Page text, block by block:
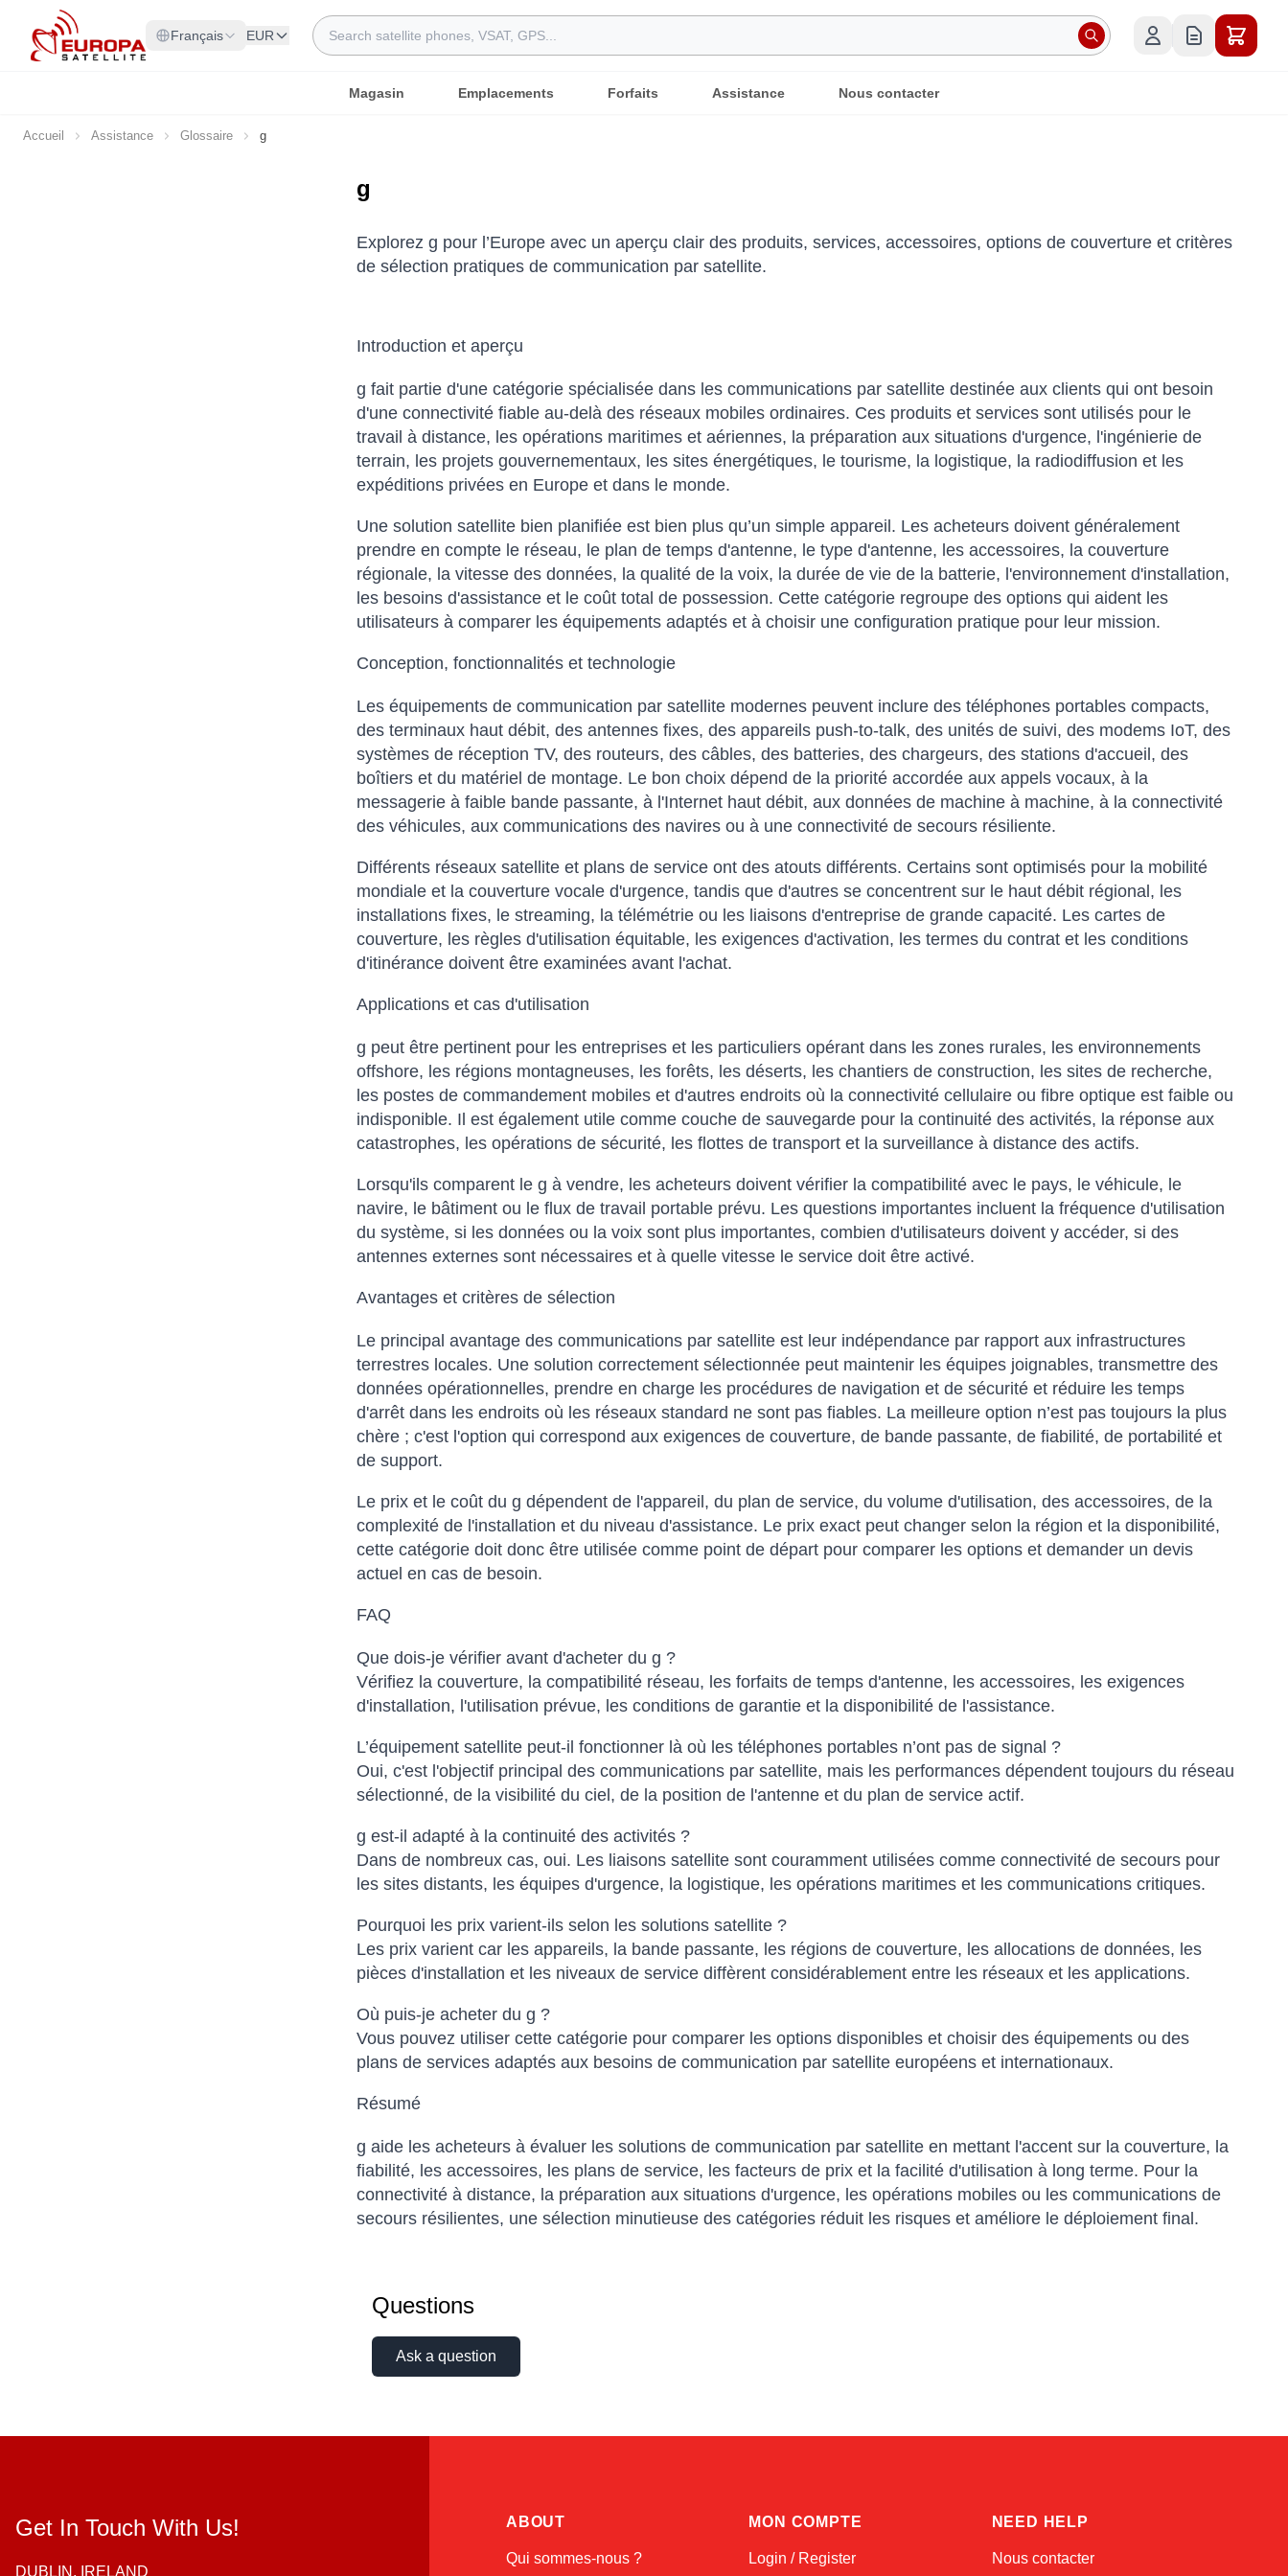
Allez au contenu
Français EUR
Rechercher
Magasin Emplacements Forfaits Assistance Nous contacter
Accueil Assistance Glossaire g
g
Explorez g pour l’Europe avec un aperçu clair des produits, services, accessoires, options de couverture et critères
de sélection pratiques de communication par satellite.
Introduction et aperçu
g fait partie d'une catégorie spécialisée dans les communications par satellite destinée aux clients qui ont besoin
d'une connectivité fiable au-delà des réseaux mobiles ordinaires. Ces produits et services sont utilisés pour le
travail à distance, les opérations maritimes et aériennes, la préparation aux situations d'urgence, l'ingénierie de
terrain, les projets gouvernementaux, les sites énergétiques, le tourisme, la logistique, la radiodiffusion et les
expéditions privées en Europe et dans le monde.
Une solution satellite bien planifiée est bien plus qu’un simple appareil. Les acheteurs doivent généralement
prendre en compte le réseau, le plan de temps d'antenne, le type d'antenne, les accessoires, la couverture
régionale, la vitesse des données, la qualité de la voix, la durée de vie de la batterie, l'environnement d'installation,
les besoins d'assistance et le coût total de possession. Cette catégorie regroupe des options qui aident les
utilisateurs à comparer les équipements adaptés et à choisir une configuration pratique pour leur mission.
Conception, fonctionnalités et technologie
Les équipements de communication par satellite modernes peuvent inclure des téléphones portables compacts,
des terminaux haut débit, des antennes fixes, des appareils push-to-talk, des unités de suivi, des modems IoT, des
systèmes de réception TV, des routeurs, des câbles, des batteries, des chargeurs, des stations d'accueil, des
boîtiers et du matériel de montage. Le bon choix dépend de la priorité accordée aux appels vocaux, à la
messagerie à faible bande passante, à l'Internet haut débit, aux données de machine à machine, à la connectivité
des véhicules, aux communications des navires ou à une connectivité de secours résiliente.
Différents réseaux satellite et plans de service ont des atouts différents. Certains sont optimisés pour la mobilité
mondiale et la couverture vocale d'urgence, tandis que d'autres se concentrent sur le haut débit régional, les
installations fixes, le streaming, la télémétrie ou les liaisons d'entreprise de grande capacité. Les cartes de
couverture, les règles d'utilisation équitable, les exigences d'activation, les termes du contrat et les conditions
d'itinérance doivent être examinées avant l'achat.
Applications et cas d'utilisation
g peut être pertinent pour les entreprises et les particuliers opérant dans les zones rurales, les environnements
offshore, les régions montagneuses, les forêts, les déserts, les chantiers de construction, les sites de recherche,
les postes de commandement mobiles et d'autres endroits où la connectivité cellulaire ou fibre optique est faible ou
indisponible. Il est également utile comme couche de sauvegarde pour la continuité des activités, la réponse aux
catastrophes, les opérations de sécurité, les flottes de transport et la surveillance à distance des actifs.
Lorsqu'ils comparent le g à vendre, les acheteurs doivent vérifier la compatibilité avec le pays, le véhicule, le
navire, le bâtiment ou le flux de travail portable prévu. Les questions importantes incluent la fréquence d'utilisation
du système, si les données ou la voix sont plus importantes, combien d'utilisateurs doivent y accéder, si des
antennes externes sont nécessaires et à quelle vitesse le service doit être activé.
Avantages et critères de sélection
Le principal avantage des communications par satellite est leur indépendance par rapport aux infrastructures
terrestres locales. Une solution correctement sélectionnée peut maintenir les équipes joignables, transmettre des
données opérationnelles, prendre en charge les procédures de navigation et de sécurité et réduire les temps
d'arrêt dans les endroits où les réseaux standard ne sont pas fiables. La meilleure option n’est pas toujours la plus
chère ; c'est l'option qui correspond aux exigences de couverture, de bande passante, de fiabilité, de portabilité et
de support.
Le prix et le coût du g dépendent de l'appareil, du plan de service, du volume d'utilisation, des accessoires, de la
complexité de l'installation et du niveau d'assistance. Le prix exact peut changer selon la région et la disponibilité,
cette catégorie doit donc être utilisée comme point de départ pour comparer les options et demander un devis
actuel en cas de besoin.
FAQ
Que dois-je vérifier avant d'acheter du g ?
Vérifiez la couverture, la compatibilité réseau, les forfaits de temps d'antenne, les accessoires, les exigences
d'installation, l'utilisation prévue, les conditions de garantie et la disponibilité de l'assistance.
L’équipement satellite peut-il fonctionner là où les téléphones portables n’ont pas de signal ?
Oui, c'est l'objectif principal des communications par satellite, mais les performances dépendent toujours du réseau
sélectionné, de la visibilité du ciel, de la position de l'antenne et du plan de service actif.
g est-il adapté à la continuité des activités ?
Dans de nombreux cas, oui. Les liaisons satellite sont couramment utilisées comme connectivité de secours pour
les sites distants, les équipes d'urgence, la logistique, les opérations maritimes et les communications critiques.
Pourquoi les prix varient-ils selon les solutions satellite ?
Les prix varient car les appareils, la bande passante, les régions de couverture, les allocations de données, les
pièces d'installation et les niveaux de service diffèrent considérablement entre les réseaux et les applications.
Où puis-je acheter du g ?
Vous pouvez utiliser cette catégorie pour comparer les options disponibles et choisir des équipements ou des
plans de services adaptés aux besoins de communication par satellite européens et internationaux.
Résumé
g aide les acheteurs à évaluer les solutions de communication par satellite en mettant l'accent sur la couverture, la
fiabilité, les accessoires, les plans de service, les facteurs de prix et la facilité d'utilisation à long terme. Pour la
connectivité à distance, la préparation aux situations d'urgence, les opérations mobiles ou les communications de
secours résilientes, une sélection minutieuse des catégories réduit les risques et améliore le déploiement final.
Questions
Ask a question
Get In Touch With Us!
DUBLIN, IRELAND
ABOUT
Qui sommes-nous ?
MON COMPTE
Login / Register
NEED HELP
Nous contacter